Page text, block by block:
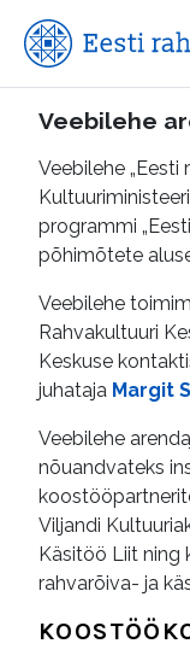
Veebilehe
Veebilehe
programmi
põhimõtete
Veebilehe
Rahvakultuuri
Keskuse
juhataja Margit
Veebilehe
nõuandvateks
Viljandi
Käsitöö Liit ning
rahvarõiva- ja